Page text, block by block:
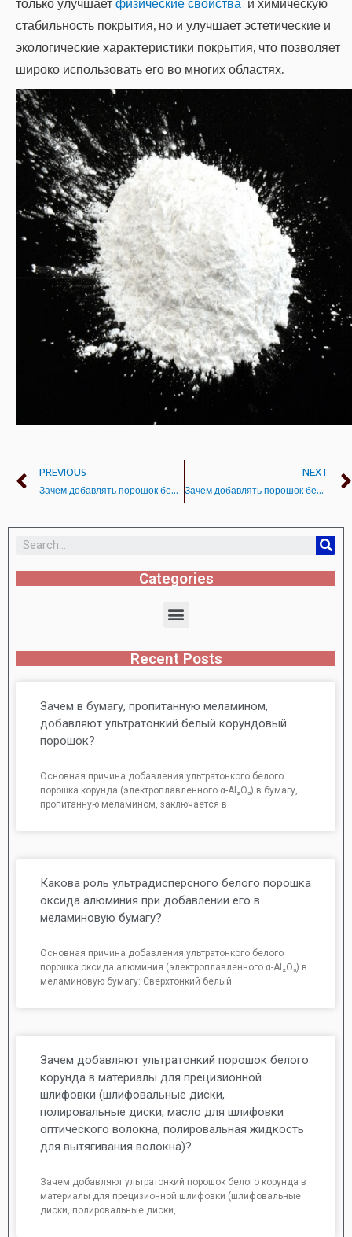
стабильность покрытия, но и улучшает эстетические и
экологические характеристики покрытия, что позволяет
широко использовать его во многих областях.
PREVIOUS
Зачем добавлять порошок белого оксида алюминия при производстве покрытий?
NEXT
Зачем добавлять порошок белого корунда при производстве покрытий?
Categories
Recent Posts
Зачем в бумагу, пропитанную меламином,
добавляют ультратонкий белый корундовый
порошок?
Основная причина добавления ультратонкого белого
порошка корунда (электроплавленного α-Al₂O₃) в бумагу,
пропитанную меламином, заключается в
Какова роль ультрадисперсного белого порошка
оксида алюминия при добавлении его в
меламиновую бумагу?
Основная причина добавления ультратонкого белого
порошка оксида алюминия (электроплавленного α-Al₂O₃) в
меламиновую бумагу: Сверхтонкий белый
Зачем добавляют ультратонкий порошок белого
корунда в материалы для прецизионной
шлифовки (шлифовальные диски,
полировальные диски, масло для шлифовки
оптического волокна, полировальная жидкость
для вытягивания волокна)?
Зачем добавляют ультратонкий порошок белого корунда в
материалы для прецизионной шлифовки (шлифовальные
диски, полировальные диски,